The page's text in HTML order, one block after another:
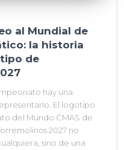
al Mundial de
la historia
de
hay una
El logotipo
del Mundo CMAS de
2027 no
sino de una